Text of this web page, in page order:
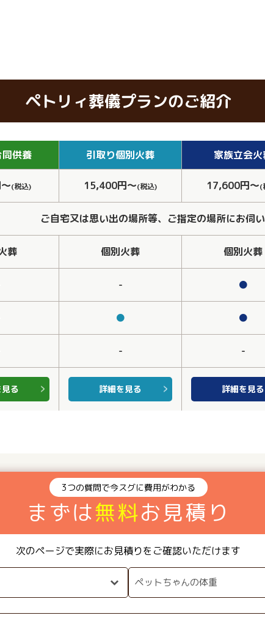
ペトリィ葬儀プランのご紹介
同供養 引取り個別火葬 家族立会
(税込) 15,400円～(税込) 17,600円～(
ご自宅又は思い出の場所等、ご指定の場所にお伺
葬 個別火葬 個別火葬
- ●
● ●
- -
る 詳細を見る 詳細を見る
3つの質問で今スグに費用がわかる
まずは無料お見積り
次のページで実際にお見積りをご確認いただけます